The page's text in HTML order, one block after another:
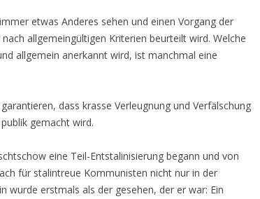
etwas Anderes sehen und einen Vorgang der
allgemeingültigen Kriterien beurteilt wird. Welche
allgemein anerkannt wird, ist manchmal eine
dass krasse Verleugnung und Verfälschung
gemacht wird.
eine Teil-Entstalinisierung begann und von
für stalintreue Kommunisten nicht nur in der
wurde erstmals als der gesehen, der er war: Ein